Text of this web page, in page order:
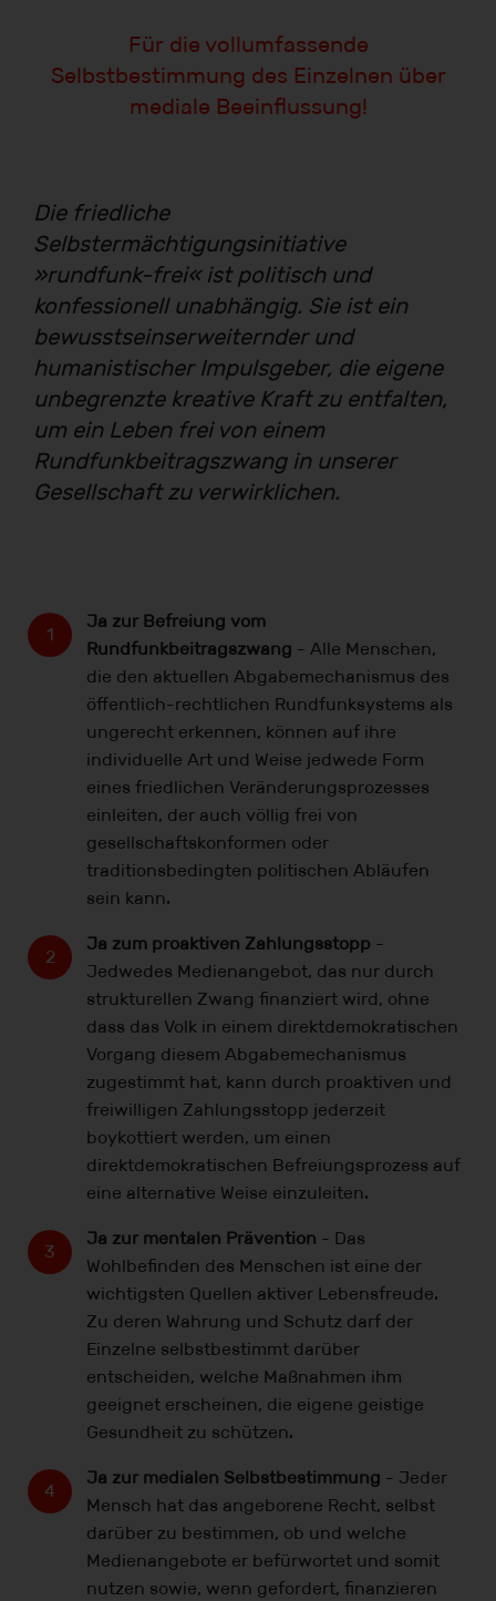
Für die vollumfassende
Selbstbestimmung des Einzelnen über
mediale Beeinflussung!
Die friedliche
Selbstermächtigungsinitiative
»rundfunk-frei« ist politisch und
konfessionell unabhängig. Sie ist ein
bewusstseinserweiternder und
humanistischer Impulsgeber, die eigene
unbegrenzte kreative Kraft zu entfalten,
um ein Leben frei von einem
Rundfunkbeitragszwang in unserer
Gesellschaft zu verwirklichen.
Ja zur Befreiung vom
Rundfunkbeitragszwang - Alle Menschen,
die den aktuellen Abgabemechanismus des
öffentlich-rechtlichen Rundfunksystems als
ungerecht erkennen, können auf ihre
individuelle Art und Weise jedwede Form
eines friedlichen Veränderungsprozesses
einleiten, der auch völlig frei von
gesellschaftskonformen oder
traditionsbedingten politischen Abläufen
sein kann.
Ja zum proaktiven Zahlungsstopp -
Jedwedes Medienangebot, das nur durch
strukturellen Zwang finanziert wird, ohne
dass das Volk in einem direktdemokratischen
Vorgang diesem Abgabemechanismus
zugestimmt hat, kann durch proaktiven und
freiwilligen Zahlungsstopp jederzeit
boykottiert werden, um einen
direktdemokratischen Befreiungsprozess auf
eine alternative Weise einzuleiten.
Ja zur mentalen Prävention - Das
Wohlbefinden des Menschen ist eine der
wichtigsten Quellen aktiver Lebensfreude.
Zu deren Wahrung und Schutz darf der
Einzelne selbstbestimmt darüber
entscheiden, welche Maßnahmen ihm
geeignet erscheinen, die eigene geistige
Gesundheit zu schützen.
Ja zur medialen Selbstbestimmung - Jeder
Mensch hat das angeborene Recht, selbst
darüber zu bestimmen, ob und welche
Medienangebote er befürwortet und somit
nutzen sowie, wenn gefordert, finanzieren